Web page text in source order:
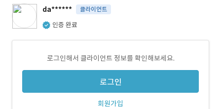
da****** 클라이언트
인증 완료
로그인해서 클라이언트 정보를 확인해보세요.
로그인
회원가입